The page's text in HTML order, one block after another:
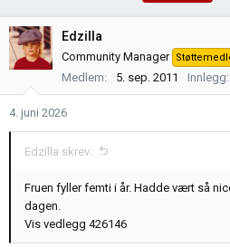
a
r
t
e
t
Edzilla
Community Manager
Medlem 5. sep. 2011 Innlegg
4. juni 2026
Edzilla skrev:
Fruen fyller femti i år. Hadde vært så
dagen.
Vis vedlegg 426146